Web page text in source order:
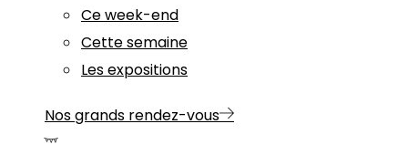
Ce week-end
Cette semaine
Les expositions
Nos grands rendez-vous